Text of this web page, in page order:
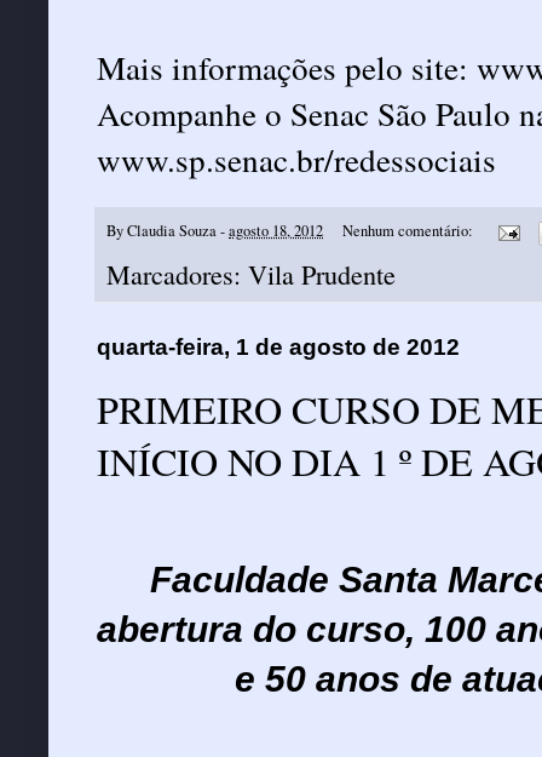
Mais informações pelo site:
Acompanhe o Senac São Paulo
www.sp.senac.br/redessociais
ByClaudia Souza-agosto 18, 2012 Nenhum comentário:
Marcadores: Vila Prudente
quarta-feira, 1 de agosto de 2012
PRIMEIRO CURSO DE
INÍCIO NO DIA 1 º DE
Faculdade Santa
abertura do curso, 100
e 50 anos de